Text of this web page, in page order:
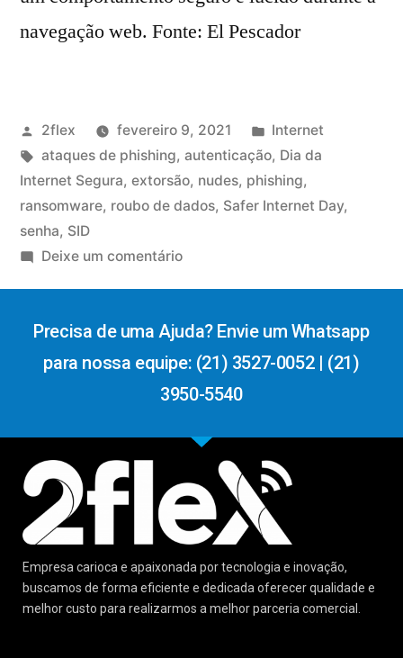
navegação web. Fonte: El Pescador
2flex fevereiro 9, 2021
Internet
ataques de phishing, autenticação, Dia da
Internet Segura, extorsão, nudes, phishing,
ransomware, roubo de dados, Safer Internet Day,
senha, SID
Deixe um comentário
Precisa de uma Ajuda? Envie um Whatsapp
para nossa equipe: (21) 3527-0052 | (21)
3950-5540
Empresa carioca e apaixonada por tecnologia e inovação,
buscamos de forma eficiente e dedicada oferecer qualidade e
melhor custo para realizarmos a melhor parceria comercial.